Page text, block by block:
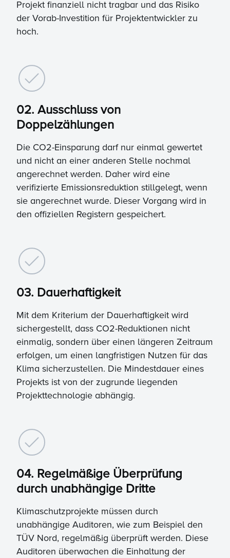
Projekt finanziell nicht tragbar und das Risiko
der Vorab-Investition für Projektentwickler zu
hoch.
02. Ausschluss von
Doppelzählungen
Die CO2-Einsparung darf nur einmal gewertet
und nicht an einer anderen Stelle nochmal
angerechnet werden. Daher wird eine
verifizierte Emissionsreduktion stillgelegt, wenn
sie angerechnet wurde. Dieser Vorgang wird in
den offiziellen Registern gespeichert.
03. Dauerhaftigkeit
Mit dem Kriterium der Dauerhaftigkeit wird
sichergestellt, dass CO2-Reduktionen nicht
einmalig, sondern über einen längeren Zeitraum
erfolgen, um einen langfristigen Nutzen für das
Klima sicherzustellen. Die Mindestdauer eines
Projekts ist von der zugrunde liegenden
Projekttechnologie abhängig.
04. Regelmäßige Überprüfung
durch unabhängige Dritte
Klimaschutzprojekte müssen durch
unabhängige Auditoren, wie zum Beispiel den
TÜV Nord, regelmäßig überprüft werden. Diese
Auditoren überwachen die Einhaltung der